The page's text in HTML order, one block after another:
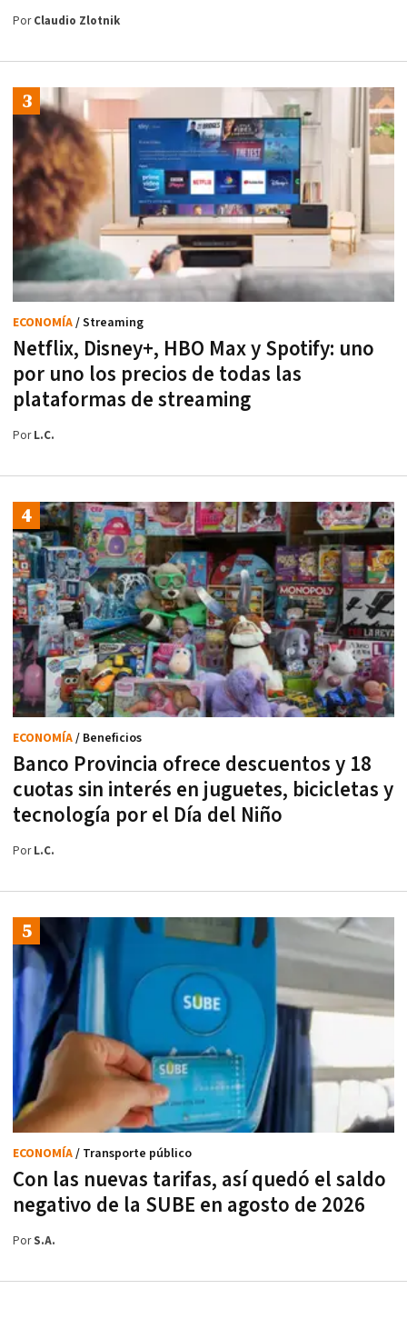
PorClaudio Zlotnik
Netflix, Disney+, HBO Max y Spotify: uno
por uno los precios de todas las
plataformas de streaming
ECONOMÍA/ Streaming
PorL.C.
Banco Provincia ofrece descuentos y 18
cuotas sin interés en juguetes, bicicletas y
tecnología por el Día del Niño
ECONOMÍA/ Beneficios
PorL.C.
Con las nuevas tarifas, así quedó el saldo
negativo de la SUBE en agosto de 2026
ECONOMÍA/ Transporte público
PorS.A.